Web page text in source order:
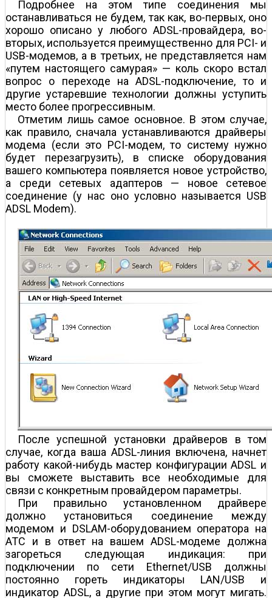
Подробнее на этом типе соединения мы
останавливаться не будем, так как, во-первых, оно
хорошо описано у любого ADSL-провайдера, во-
вторых, используется преимущественно для PCI- и
USB-модемов, а в третьих, не представляется нам
«путем настоящего самурая» — коль скоро встал
вопрос о переходе на ADSL-подключение, то и
другие устаревшие технологии должны уступить
место более прогрессивным.
Отметим лишь самое основное. В этом случае,
как правило, сначала устанавливаются драйверы
модема (если это PCI-модем, то систему нужно
будет перезагрузить), в списке оборудования
вашего компьютера появляется новое устройство,
а среди сетевых адаптеров — новое сетевое
соединение (у нас оно условно называется USB
ADSL Modem).
После успешной установки драйверов в том
случае, когда ваша ADSL-линия включена, начнет
работу какой-нибудь мастер конфигурации ADSL и
вы сможете выставить все необходимые для
связи с конкретным провайдером параметры.
При правильно установленном драйвере
должно установиться соединение между
модемом и DSLAM-оборудованием оператора на
АТС и в ответ на вашем ADSL-модеме должна
загореться следующая индикация: при
подключении по сети Ethernet/USB должны
постоянно гореть индикаторы LAN/USB и
индикатор ADSL, а другие при этом могут мигать.